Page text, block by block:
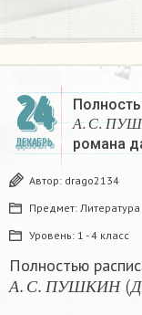
24
ДЕКАБРЬ
А С П У Ш
А С. ПУШК
романа
Автор: drago2134
Предмет: Литература
Уровень: 1 - 4 класс
Полностью
А С П У Ш КИ Н
АС.ПУШКИН
Д
(Д